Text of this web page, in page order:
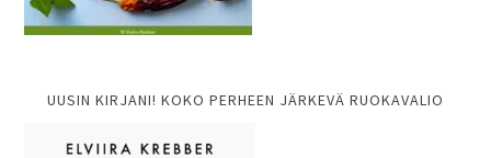
UUSIN KIRJANI! KOKO PERHEEN JÄRKEVÄ RUOKAVALIO